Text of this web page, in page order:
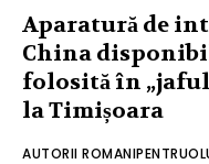
Aparatură de
China
folosită în
la Timișoara
AUTORII